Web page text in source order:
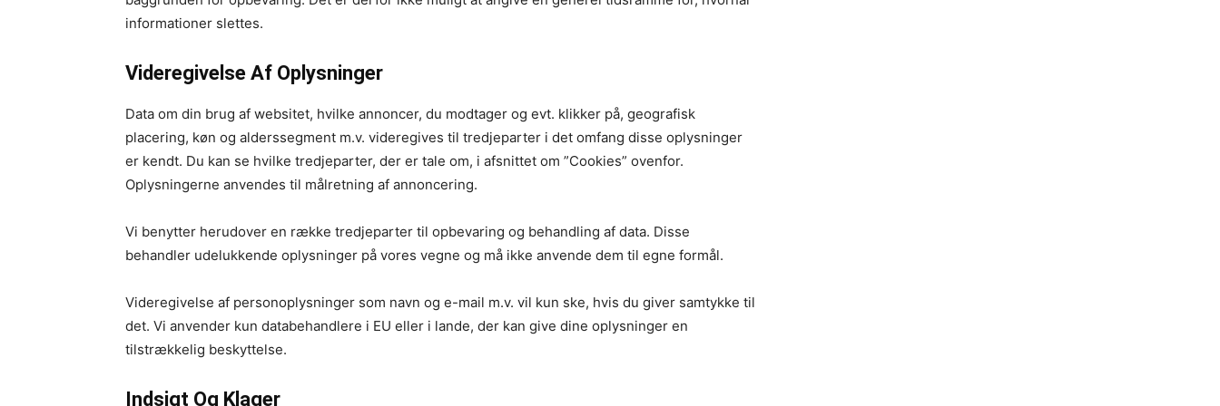
informationer slettes.
Videregivelse Af Oplysninger
Data om din brug af websitet, hvilke annoncer, du modtager og evt. klikker på, geografisk
placering, køn og alderssegment m.v. videregives til tredjeparter i det omfang disse oplysninger
er kendt. Du kan se hvilke tredjeparter, der er tale om, i afsnittet om ”Cookies” ovenfor.
Oplysningerne anvendes til målretning af annoncering.
Vi benytter herudover en række tredjeparter til opbevaring og behandling af data. Disse
behandler udelukkende oplysninger på vores vegne og må ikke anvende dem til egne formål.
Videregivelse af personoplysninger som navn og e-mail m.v. vil kun ske, hvis du giver samtykke til
det. Vi anvender kun databehandlere i EU eller i lande, der kan give dine oplysninger en
tilstrækkelig beskyttelse.
Indsigt Og Klager